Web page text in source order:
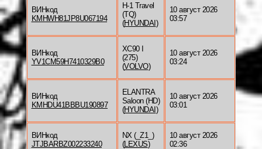
ВИНкод
KMHWH81JP8U067194
H-1 Travel
(TQ)
(HYUNDAI)
10 август 2026
03:57
ВИНкод
YV1CM59H7410329B0
XC90 I
(275)
(VOLVO)
10 август 2026
03:24
ВИНкод
KMHDU41BBBU190897
ELANTRA
Saloon (HD)
(HYUNDAI)
10 август 2026
03:01
ВИНкод
JTJBARBZ002233240
NX (_Z1_)
(LEXUS)
10 август 2026
02:36